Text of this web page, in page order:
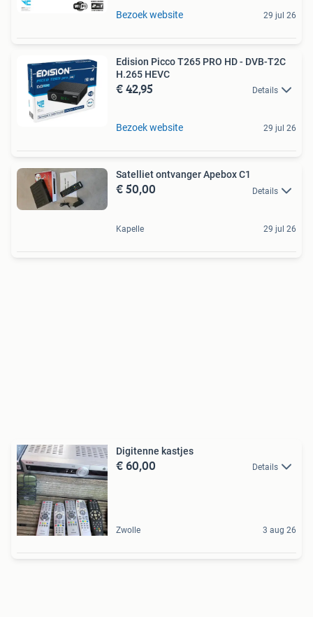
Bezoek website 29 jul 26
Edision Picco T265 PRO HD - DVB-T2C
H.265 HEVC
€ 42,95 Details
Bezoek website 29 jul 26
Satelliet ontvanger Apebox C1
€ 50,00 Details
Kapelle 29 jul 26
Digitenne kastjes
€ 60,00 Details
Zwolle 3 aug 26